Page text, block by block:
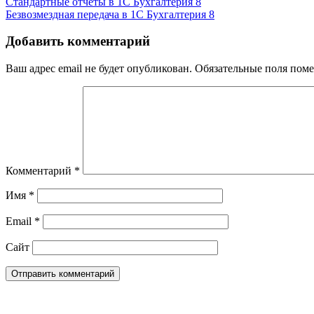
Безвозмездная передача в 1С Бухгалтерия 8
Добавить комментарий
Ваш адрес email не будет опубликован. Обязательные поля
Комментарий *
Имя *
Email *
Сайт